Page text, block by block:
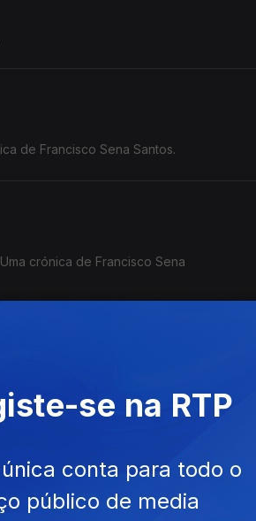
de Francisco Sena Santos.
crónica de Francisco Sena
de Francisco Sena
se na RTP
conta para todo o
público de media